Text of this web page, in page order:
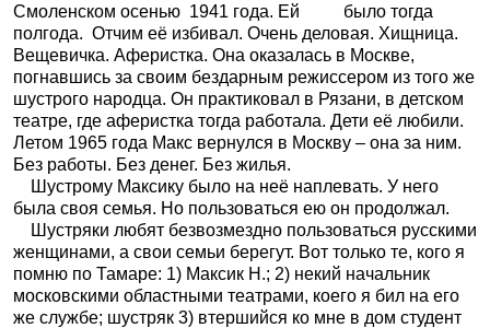
Смоленском осенью 1941 года. Ей
было тогда
полгода. Отчим её избивал. Очень деловая. Хищница.
Вещевичка. Аферистка. Она оказалась в Москве,
погнавшись за своим бездарным режиссером из того же
шустрого народца. Он практиковал в Рязани, в детском
театре, где аферистка тогда работала. Дети её любили.
Летом 1965 года Макс вернулся в Москву – она за ним.
Без работы. Без денег. Без жилья.
Шустрому Максику было на неё наплевать. У него
была своя семья. Но пользоваться ею он продолжал.
Шустряки любят безвозмездно пользоваться русскими
женщинами, а свои семьи берегут. Вот только те, кого я
помню по Тамаре: 1) Максик Н.; 2) некий начальник
московскими областными театрами, коего я бил на его
же службе; шустряк 3) втершийся ко мне в дом студент